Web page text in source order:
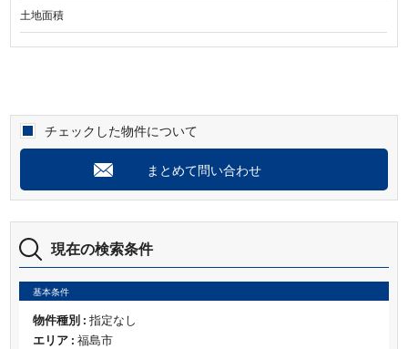
現在の検索条件
基本条件
物件種別 : 指定なし
エリア : 福島市
土地面積
チェックした物件について
まとめて問い合わせ